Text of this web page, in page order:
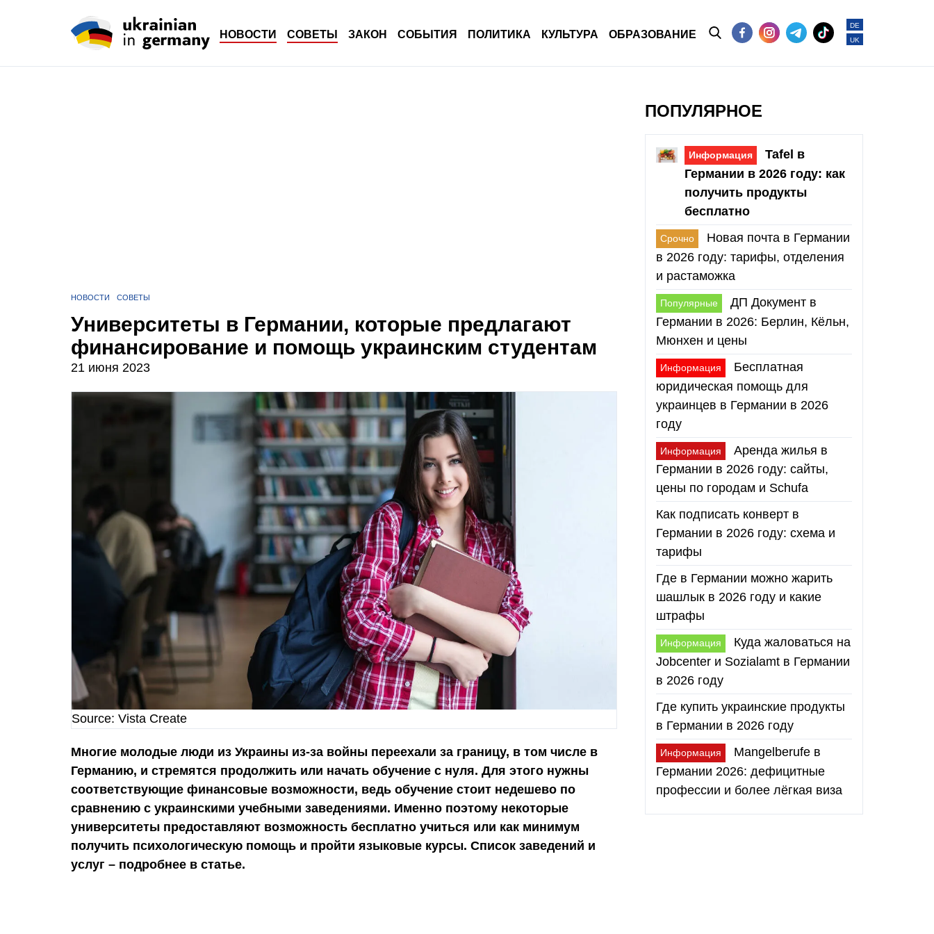
НОВОСТИ СОВЕТЫ ЗАКОН СОБЫТИЯ ПОЛИТИКА КУЛЬТУРА ОБРАЗОВАНИЕ
DE
UK
НОВОСТИ СОВЕТЫ
Университеты в Германии, которые предлагают
финансирование и помощь украинским студентам
21 июня 2023
Source: Vista Create
Многие молодые люди из Украины из-за войны переехали за границу, в том числе в
Германию, и стремятся продолжить или начать обучение с нуля. Для этого нужны
соответствующие финансовые возможности, ведь обучение стоит недешево по
сравнению с украинскими учебными заведениями. Именно поэтому некоторые
университеты предоставляют возможность бесплатно учиться или как минимум
получить психологическую помощь и пройти языковые курсы. Список заведений и
услуг – подробнее в статье.
ПОПУЛЯРНОЕ
Информация
Tafel в
Германии в 2026 году: как
получить продукты
бесплатно
Срочно
Новая почта в Германии
в 2026 году: тарифы, отделения
и растаможка
Популярные
ДП Документ в
Германии в 2026: Берлин, Кёльн,
Мюнхен и цены
Информация
Бесплатная
юридическая помощь для
украинцев в Германии в 2026
году
Информация
Аренда жилья в
Германии в 2026 году: сайты,
цены по городам и Schufa
Как подписать конверт в
Германии в 2026 году: схема и
тарифы
Где в Германии можно жарить
шашлык в 2026 году и какие
штрафы
Информация
Куда жаловаться на
Jobcenter и Sozialamt в Германии
в 2026 году
Где купить украинские продукты
в Германии в 2026 году
Информация
Mangelberufe в
Германии 2026: дефицитные
профессии и более лёгкая виза